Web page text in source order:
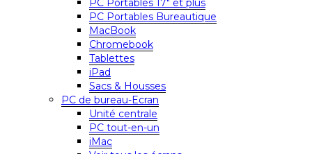
PC Portables 17″ et plus
PC Portables Bureautique
MacBook
Chromebook
Tablettes
iPad
Sacs & Housses
PC de bureau-Ecran
Unité centrale
PC tout-en-un
iMac